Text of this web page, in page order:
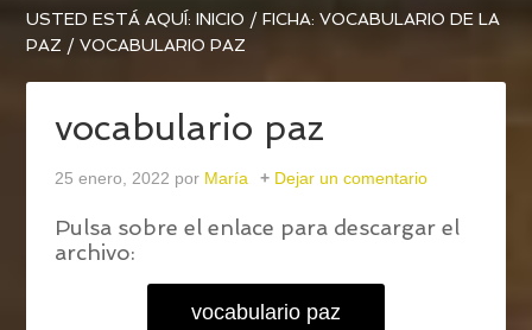
USTED ESTÁ AQUÍ:INICIO / FICHA: VOCABULARIO DE LA
PAZ / VOCABULARIO PAZ
vocabulario paz
25 enero, 2022 por María Dejar un comentario
Pulsa sobre el enlace para descargar el
archivo:
vocabulario paz